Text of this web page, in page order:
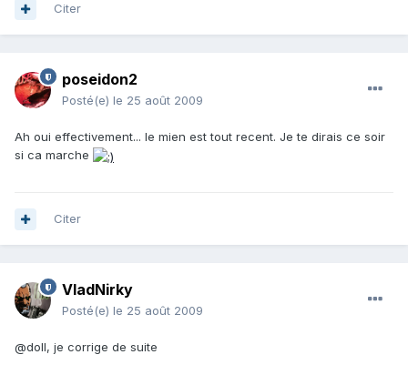
Citer
poseidon2
Posté(e) le 25 août 2009
Ah oui effectivement... le mien est tout recent. Je te dirais ce soir
si ca marche
Citer
VladNirky
Posté(e) le 25 août 2009
@doll, je corrige de suite